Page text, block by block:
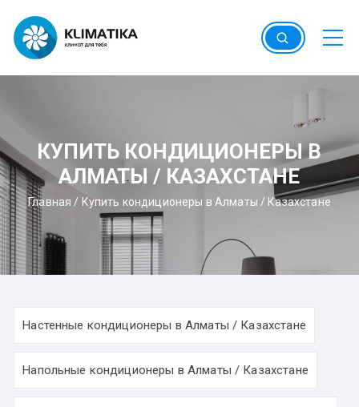
содержимому
КУПИТЬ КОНДИЦИОНЕРЫ В
АЛМАТЫ / КАЗАХСТАНЕ
Главная / Купить кондиционеры в Алматы / Казахстане
Настенные кондиционеры в Алматы / Казахстане
Напольные кондиционеры в Алматы / Казахстане